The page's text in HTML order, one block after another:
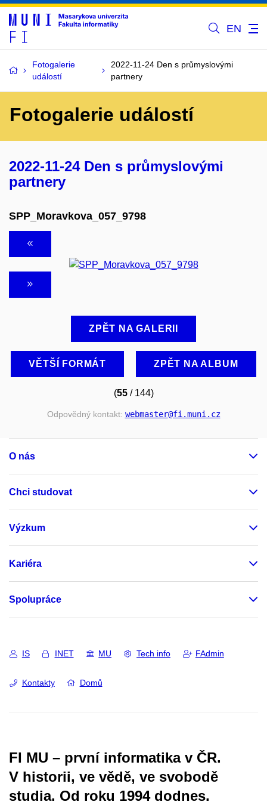
EN
Fotogalerie
událostí
2022-11-24 Den s průmyslovými
partnery
Fotogalerie událostí
2022-11-24 Den s průmyslovými
partnery
SPP_Moravkova_057_9798
ZPĚT NA GALERII
VĚTŠÍ FORMÁT ZPĚT NA ALBUM
(55/ 144)
Odpovědný kontakt: webmaster@fi.muni.cz
O nás
Chci studovat
Výzkum
Kariéra
Spolupráce
IS INET MU Tech info FAdmin
Kontakty Domů
FI MU – první informatika v ČR.
V historii, ve vědě, ve svobodě
studia. Od roku 1994 dodnes.